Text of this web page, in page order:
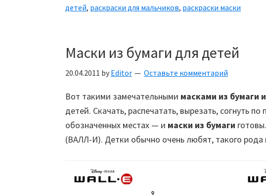
детей, раскраски для мальчиков, раскраски маски
Маски из бумаги для детей
20.04.2011 by Editor Оставьте комментарий
Вот такими замечательными масками из бумаги
детей. Скачать, распечатать, вырезать, согнуть
обозначенных местах — и маски из бумаги
(ВАЛЛ-И). Детки обычно очень любят, такого